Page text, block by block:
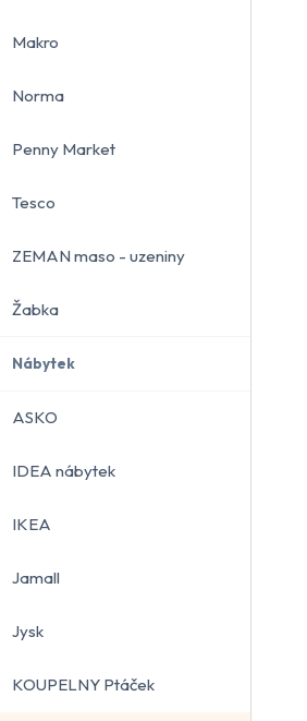
Makro
Norma
Penny Market
Tesco
ZEMAN maso - uzeniny
Žabka
Nábytek
ASKO
IDEA nábytek
IKEA
Jamall
Jysk
KOUPELNY Ptáček